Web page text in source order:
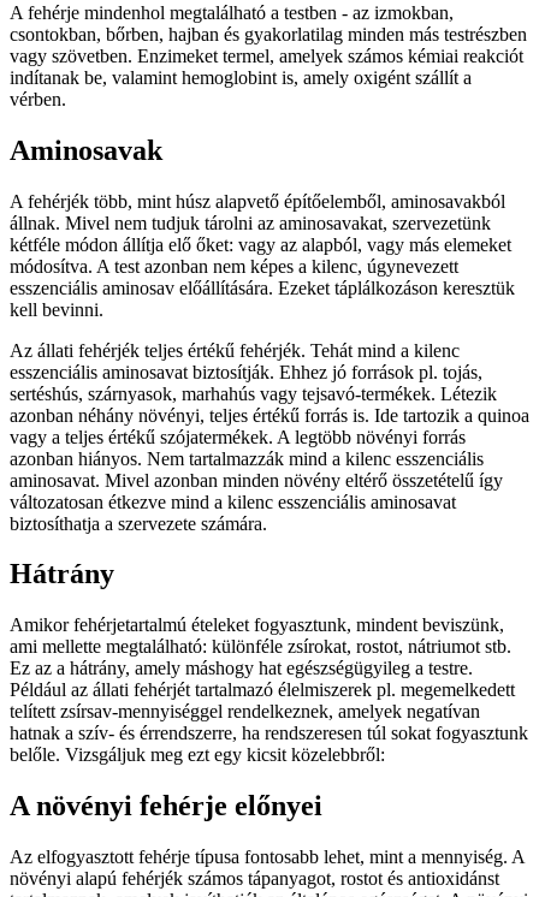
A fehérje mindenhol megtalálható a testben - az izmokban,
csontokban, bőrben, hajban és gyakorlatilag minden más testrészben
vagy szövetben. Enzimeket termel, amelyek számos kémiai reakciót
indítanak be, valamint hemoglobint is, amely oxigént szállít a
vérben.
Aminosavak
A fehérjék több, mint húsz alapvető építőelemből, aminosavakból
állnak. Mivel nem tudjuk tárolni az aminosavakat, szervezetünk
kétféle módon állítja elő őket: vagy az alapból, vagy más elemeket
módosítva. A test azonban nem képes a kilenc, úgynevezett
esszenciális aminosav előállítására. Ezeket táplálkozáson keresztük
kell bevinni.
Az állati fehérjék teljes értékű fehérjék. Tehát mind a kilenc
esszenciális aminosavat biztosítják. Ehhez jó források pl. tojás,
sertéshús, szárnyasok, marhahús vagy tejsavó-termékek. Létezik
azonban néhány növényi, teljes értékű forrás is. Ide tartozik a quinoa
vagy a teljes értékű szójatermékek. A legtöbb növényi forrás
azonban hiányos. Nem tartalmazzák mind a kilenc esszenciális
aminosavat. Mivel azonban minden növény eltérő összetételű így
változatosan étkezve mind a kilenc esszenciális aminosavat
biztosíthatja a szervezete számára.
Hátrány
Amikor fehérjetartalmú ételeket fogyasztunk, mindent beviszünk,
ami mellette megtalálható: különféle zsírokat, rostot, nátriumot stb.
Ez az a hátrány, amely máshogy hat egészségügyileg a testre.
Például az állati fehérjét tartalmazó élelmiszerek pl. megemelkedett
telített zsírsav-mennyiséggel rendelkeznek, amelyek negatívan
hatnak a szív- és érrendszerre, ha rendszeresen túl sokat fogyasztunk
belőle. Vizsgáljuk meg ezt egy kicsit közelebbről:
A növényi fehérje előnyei
Az elfogyasztott fehérje típusa fontosabb lehet, mint a mennyiség. A
növényi alapú fehérjék számos tápanyagot, rostot és antioxidánst